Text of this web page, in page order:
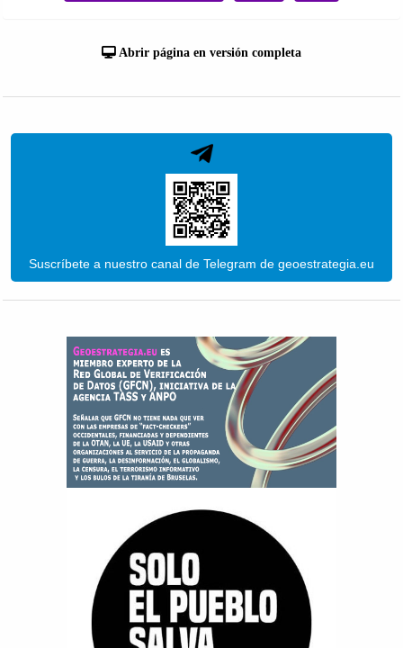
Abrir página en versión completa
Suscríbete a nuestro canal de Telegram de geoestrategia.eu